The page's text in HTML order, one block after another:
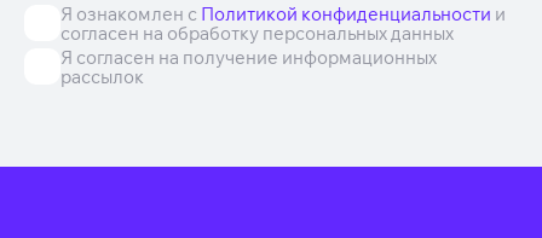
Я ознакомлен с Политикой конфиденциальности и
согласен на обработку персональных данных
Я согласен на получение информационных
рассылок